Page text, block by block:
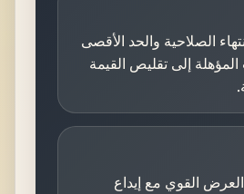
الصلاحية والحد الأقصى
المؤهلة إلى تقليص القيمة
القوي مع إيداع